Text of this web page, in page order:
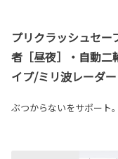
プリクラッシュセー
者［昼夜］・自動二
イプ/ミリ波レーダー
ぶつからないをサポート。